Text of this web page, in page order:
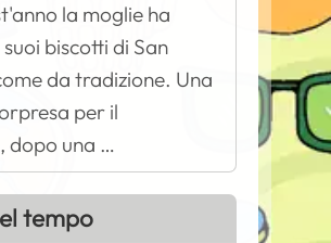
la moglie ha
biscotti di San
da tradizione. Una
per il
dopo una …
tempo